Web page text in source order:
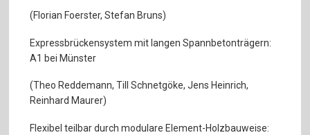
(Florian Foerster, Stefan Bruns)
Expressbrückensystem mit langen Spannbetonträgern:
A1 bei Münster
(Theo Reddemann, Till Schnetgöke, Jens Heinrich,
Reinhard Maurer)
Flexibel teilbar durch modulare Element-Holzbauweise: